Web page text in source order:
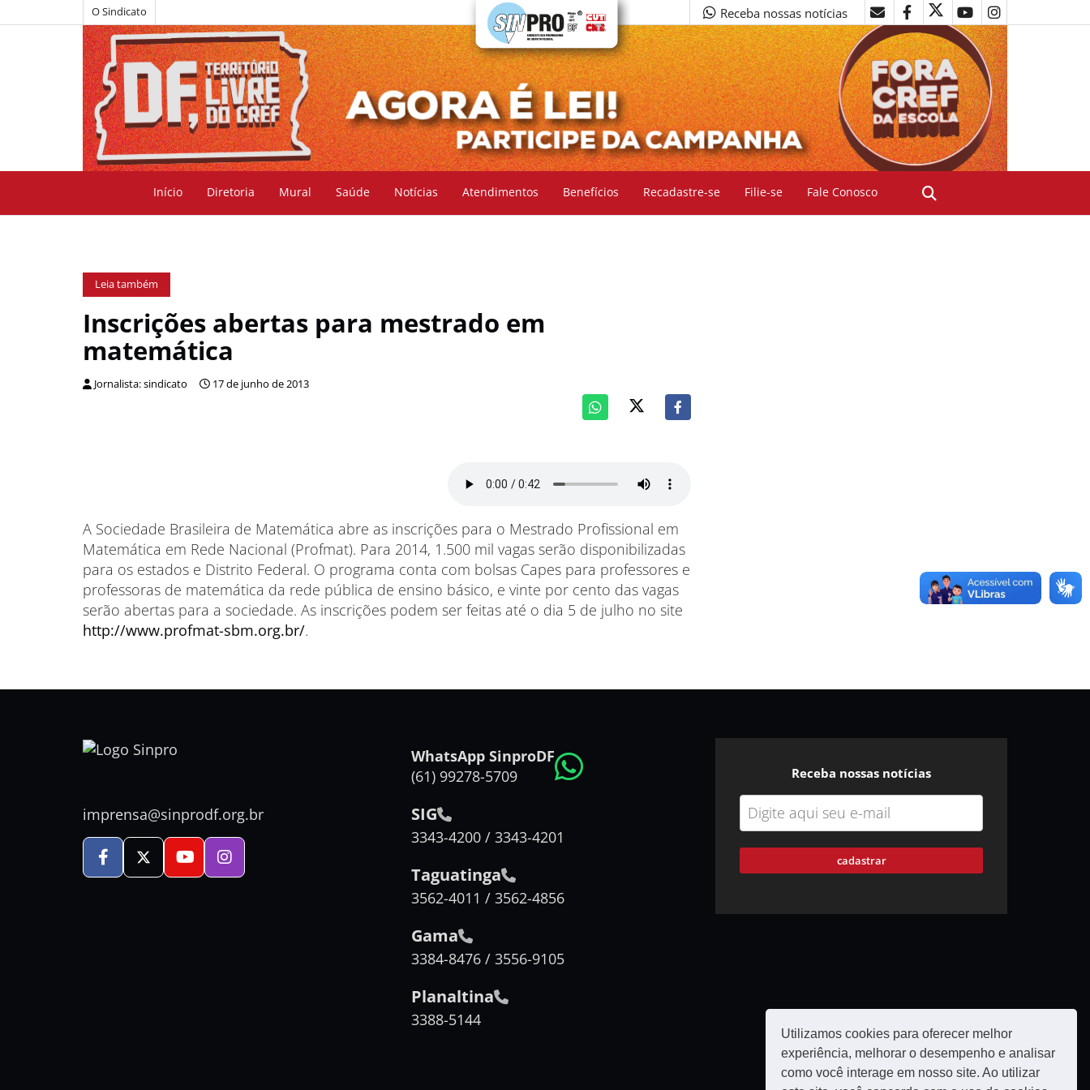
Utilizamos cookies para oferecer melhor
experiência, melhorar o desempenho e analisar
como você interage em nosso site. Ao utilizar
O Sindicato Receba nossas notícias
Início Diretoria Mural Saúde Notícias Atendimentos Benefícios Recadastre-se Filie-se Fale Conosco
Leia também
Inscrições abertas para mestrado em
matemática
Jornalista: sindicato 17 de junho de 2013
A Sociedade Brasileira de Matemática abre as inscrições para o Mestrado Profissional em
Matemática em Rede Nacional (Profmat). Para 2014, 1.500 mil vagas serão disponibilizadas
para os estados e Distrito Federal. O programa conta com bolsas Capes para professores e
professoras de matemática da rede pública de ensino básico, e vinte por cento das vagas
serão abertas para a sociedade. As inscrições podem ser feitas até o dia 5 de julho no site
http://www.profmat-sbm.org.br/.
imprensa@sinprodf.org.br
WhatsApp SinproDF
(61) 99278-5709
SIG
3343-4200 / 3343-4201
Taguatinga
3562-4011 / 3562-4856
Gama
3384-8476 / 3556-9105
Planaltina
3388-5144
Receba nossas notícias
cadastrar